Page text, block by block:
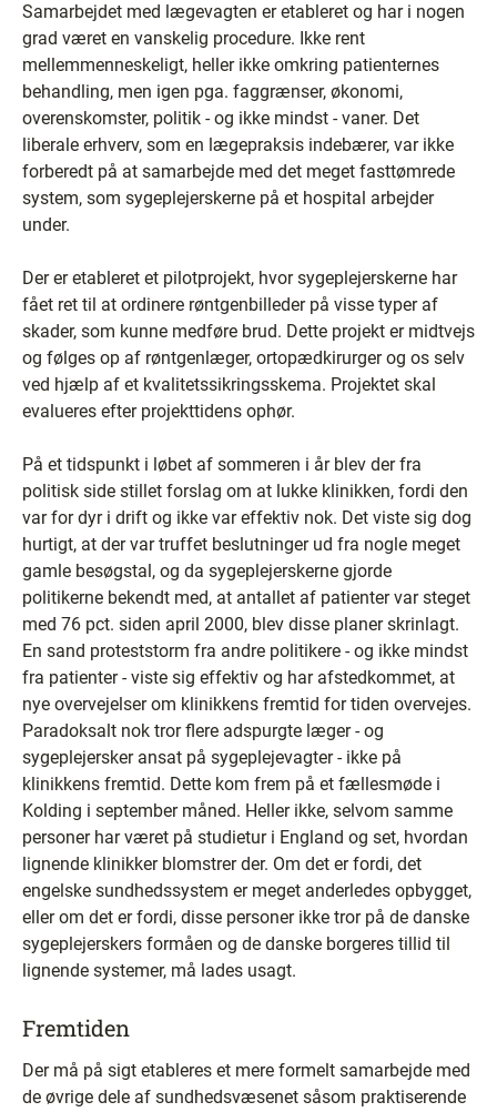
Samarbejdet med lægevagten er etableret og har i nogen
grad været en vanskelig procedure. Ikke rent
mellemmenneskeligt, heller ikke omkring patienternes
behandling, men igen pga. faggrænser, økonomi,
overenskomster, politik - og ikke mindst - vaner. Det
liberale erhverv, som en lægepraksis indebærer, var ikke
forberedt på at samarbejde med det meget fasttømrede
system, som sygeplejerskerne på et hospital arbejder
under.
Der er etableret et pilotprojekt, hvor sygeplejerskerne har
fået ret til at ordinere røntgenbilleder på visse typer af
skader, som kunne medføre brud. Dette projekt er midtvejs
og følges op af røntgenlæger, ortopædkirurger og os selv
ved hjælp af et kvalitetssikringsskema. Projektet skal
evalueres efter projekttidens ophør.
På et tidspunkt i løbet af sommeren i år blev der fra
politisk side stillet forslag om at lukke klinikken, fordi den
var for dyr i drift og ikke var effektiv nok. Det viste sig dog
hurtigt, at der var truffet beslutninger ud fra nogle meget
gamle besøgstal, og da sygeplejerskerne gjorde
politikerne bekendt med, at antallet af patienter var steget
med 76 pct. siden april 2000, blev disse planer skrinlagt.
En sand proteststorm fra andre politikere - og ikke mindst
fra patienter - viste sig effektiv og har afstedkommet, at
nye overvejelser om klinikkens fremtid for tiden overvejes.
Paradoksalt nok tror flere adspurgte læger - og
sygeplejersker ansat på sygeplejevagter - ikke på
klinikkens fremtid. Dette kom frem på et fællesmøde i
Kolding i september måned. Heller ikke, selvom samme
personer har været på studietur i England og set, hvordan
lignende klinikker blomstrer der. Om det er fordi, det
engelske sundhedssystem er meget anderledes opbygget,
eller om det er fordi, disse personer ikke tror på de danske
sygeplejerskers formåen og de danske borgeres tillid til
lignende systemer, må lades usagt.
Fremtiden
Der må på sigt etableres et mere formelt samarbejde med
de øvrige dele af sundhedsvæsenet såsom praktiserende